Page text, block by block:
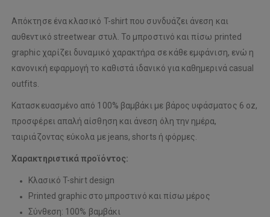
Απόκτησε ένα κλασικό T-shirt που συνδυάζει άνεση και
αυθεντικό streetwear στυλ. Το μπροστινό και πίσω printed
graphic χαρίζει δυναμικό χαρακτήρα σε κάθε εμφάνιση, ενώ η
κανονική εφαρμογή το καθιστά ιδανικό για καθημερινά casual
outfits.
Κατασκευασμένο από 100% βαμβάκι με βάρος υφάσματος 6 oz,
προσφέρει απαλή αίσθηση και άνεση όλη την ημέρα,
ταιριάζοντας εύκολα με jeans, shorts ή φόρμες.
Χαρακτηριστικά προϊόντος:
Κλασικό T-shirt design
Printed graphic στο μπροστινό και πίσω μέρος
Σύνθεση: 100% βαμβάκι